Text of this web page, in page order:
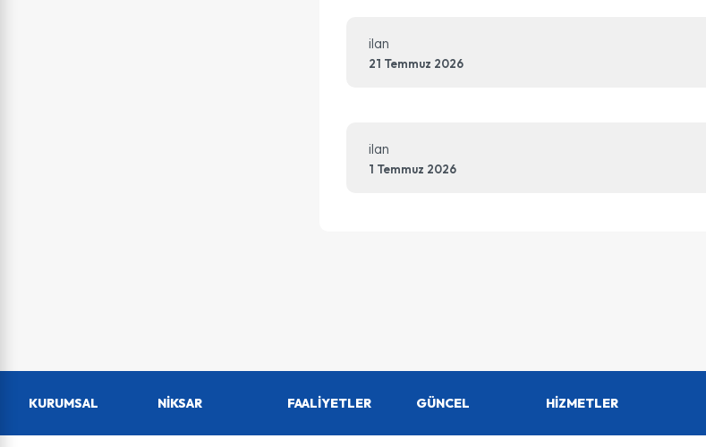
ilan
21 Temmuz 2026
ilan
1 Temmuz 2026
KURUMSAL NİKSAR FAALİYETLER GÜNCEL HİZMETLER